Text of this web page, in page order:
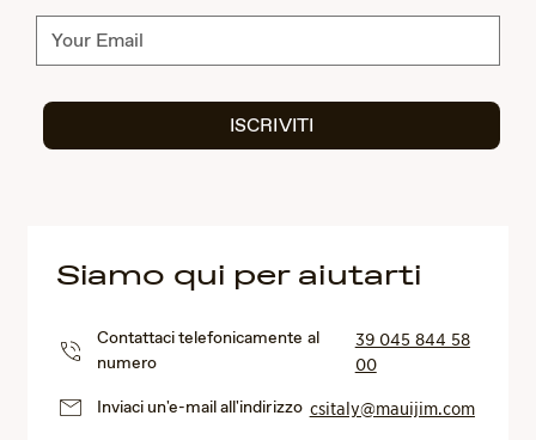
Abbonati
ISCRIVITI
Siamo qui per aiutarti
Contattaci telefonicamente al
numero
39 045 844 58
00
Inviaci un'e-mail all'indirizzo csitaly@mauijim.com